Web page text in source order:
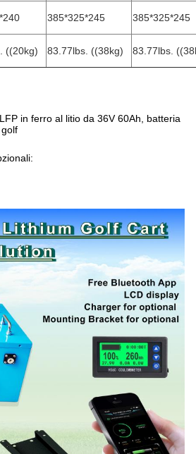
385*325*245 385*325*245
((20kg) 83.77lbs. ((38kg) 83.77lbs.
in ferro al litio da 36V 60Ah, batteria